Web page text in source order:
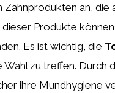
an, die
dieser Produkte können
Es ist wichtig, die
zu treffen. Durch
ihre Mundhygiene